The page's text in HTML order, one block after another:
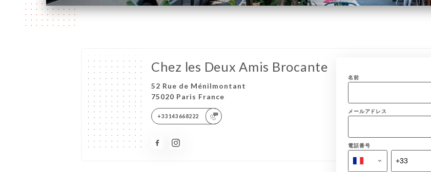
Chez les Deux Amis Brocante
52 Rue de Ménilmontant
75020 Paris France
+33143668222
名前
メールアドレス
電話番号